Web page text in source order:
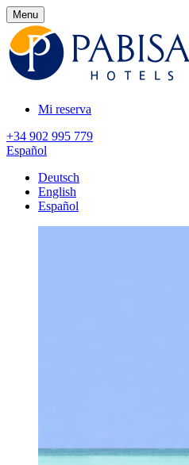
Menu
Mi reserva
+34 902 995 779
Español
Deutsch
English
Español